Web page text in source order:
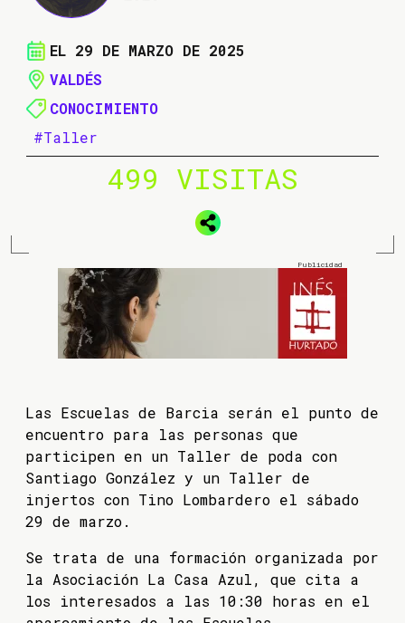
EL 29 DE MARZO DE 2025
VALDÉS
CONOCIMIENTO
#Taller
499 VISITAS
Las Escuelas de Barcia serán el punto de
encuentro para las personas que
participen en un Taller de poda con
Santiago González y un Taller de
injertos con Tino Lombardero el sábado
29 de marzo.
Se trata de una formación organizada por
la Asociación La Casa Azul, que cita a
los interesados a las 10:30 horas en el